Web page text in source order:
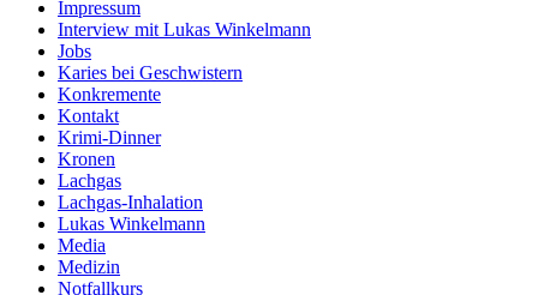
Impressum
Interview mit Lukas Winkelmann
Jobs
Karies bei Geschwistern
Konkremente
Kontakt
Krimi-Dinner
Kronen
Lachgas
Lachgas-Inhalation
Lukas Winkelmann
Media
Medizin
Notfallkurs